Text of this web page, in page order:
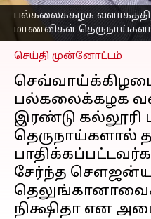
பல்கலைக்கழக
மாணவிகள்
எழுதியவர் Venkatalakshmi V
செய்தி முன்னோட்டம்
பல்கலைக்கழக
இரண்டு
தெருநாய்களால்
சேர்ந்த
நிக்ஷிதா என